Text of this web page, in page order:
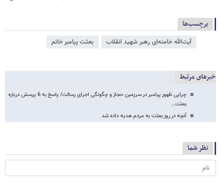
برچسب‌ها
آیت‌الله خامنه‌ای رهبر شهید انقلاب بعثت پیامبر خاتم
خبرهای مرتبط
چرایی ظهور پیامبر در سرزمین حجاز و چگونگی اجرای رسالت/ پاسخ به 6 پرسش درباره
بعثت…
آنچه در روز بعثت به مردم هدیه داده شد
نظر شما